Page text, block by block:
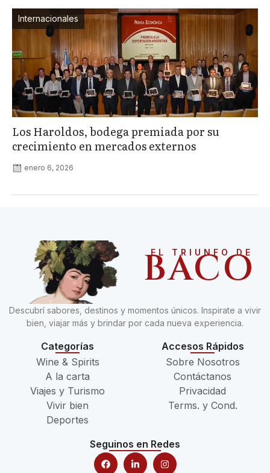
Internacionales
Los Haroldos, bodega premiada por su
crecimiento en mercados externos
enero 6, 2026
EL TRIUNFO DE
BACO
Descubrí sabores, destinos y momentos únicos. Inspirate a vivir
bien, viajar más y brindar por cada nueva experiencia.
Categorías
Wine & Spirits
A la carta
Viajes y Turismo
Vivir bien
Deportes
Accesos Rápidos
Sobre Nosotros
Contáctanos
Privacidad
Terms. y Cond.
Seguinos en Redes